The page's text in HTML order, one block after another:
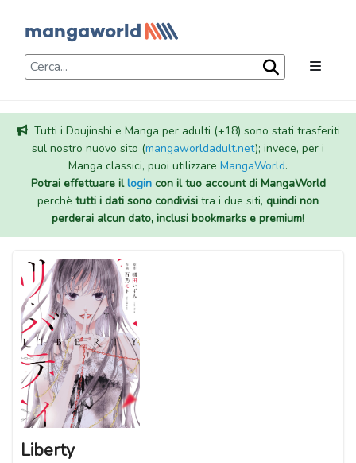
Tutti i Doujinshi e Manga per adulti (+18) sono stati trasferiti
sul nostro nuovo sito (mangaworldadult.net); invece, per i
Manga classici, puoi utilizzare MangaWorld.
Potrai effettuare illogincon il tuo account di MangaWorld
perchè tutti i dati sono condivisi tra i due siti, quindi non
perderai alcun dato, inclusi bookmarks e premium!
Liberty